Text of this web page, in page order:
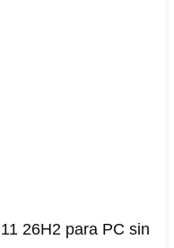
26H2 para PC sin